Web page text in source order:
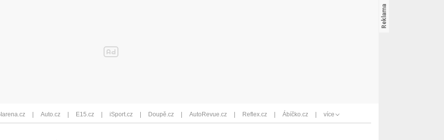
Auto.cz E15.cz iSport.cz Doupě.cz AutoRevue.cz Reflex.cz Ábíčko.cz více